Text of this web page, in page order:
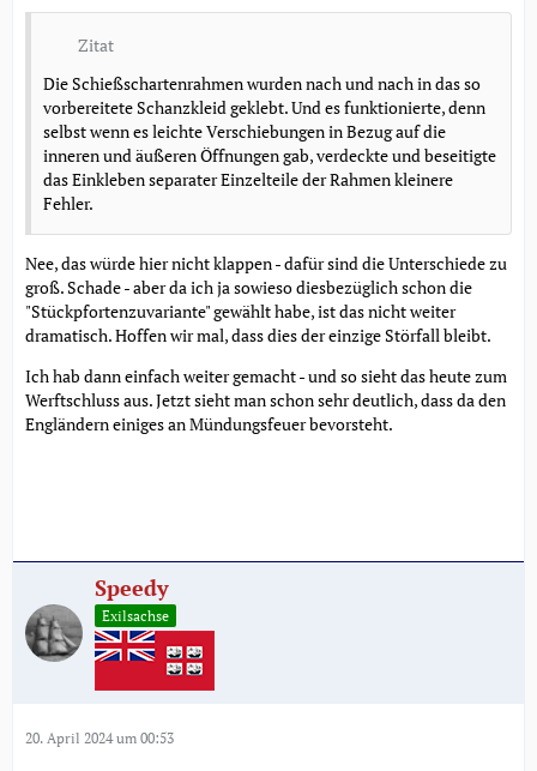
Zitat
Die Schießschartenrahmen wurden nach und nach in das so
vorbereitete Schanzkleid geklebt. Und es funktionierte, denn
selbst wenn es leichte Verschiebungen in Bezug auf die
inneren und äußeren Öffnungen gab, verdeckte und beseitigte
das Einkleben separater Einzelteile der Rahmen kleinere
Fehler.
Nee, das würde hier nicht klappen - dafür sind die Unterschiede zu
groß. Schade - aber da ich ja sowieso diesbezüglich schon die
"Stückpfortenzuvariante" gewählt habe, ist das nicht weiter
dramatisch. Hoffen wir mal, dass dies der einzige Störfall bleibt.
Ich hab dann einfach weiter gemacht - und so sieht das heute zum
Werftschluss aus. Jetzt sieht man schon sehr deutlich, dass da den
Engländern einiges an Mündungsfeuer bevorsteht.
Speedy
Exilsachse
20. April 2024 um 00:53